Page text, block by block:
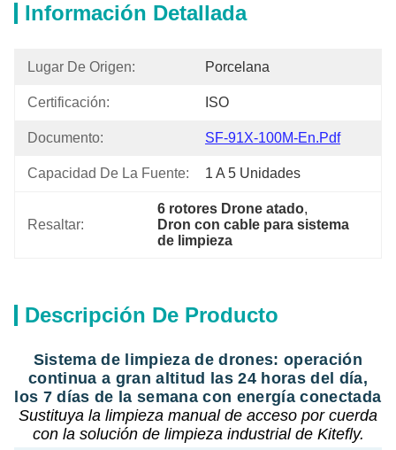
Información Detallada
Lugar De Origen: Porcelana
Certificación: ISO
Documento: SF-91X-100M-En.pdf
Capacidad De La Fuente: 1 A 5 Unidades
Resaltar:
6 rotores Drone atado,
Dron con cable para sistema
de limpieza
Descripción De Producto
Sistema de limpieza de drones: operación
continua a gran altitud las 24 horas del día,
los 7 días de la semana con energía conectada
Sustituya la limpieza manual de acceso por cuerda
con la solución de limpieza industrial de Kitefly.